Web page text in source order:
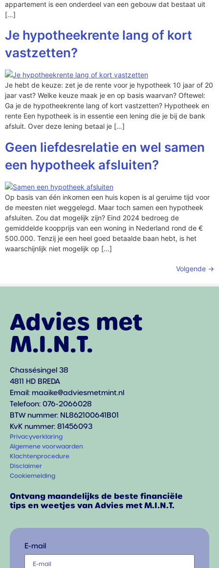
appartement is een onderdeel van een gebouw dat bestaat uit
[…]
Je hypotheekrente lang of kort
vastzetten?
Je hebt de keuze: zet je de rente voor je hypotheek 10 jaar of 20
jaar vast? Welke keuze maak je en op basis waarvan? Oftewel:
Ga je de hypotheekrente lang of kort vastzetten? Hypotheek en
rente Een hypotheek is in essentie een lening die je bij de bank
afsluit. Over deze lening betaal je […]
Geen liefdesrelatie en wel samen
een hypotheek afsluiten?
Op basis van één inkomen een huis kopen is al geruime tijd voor
de meesten niet weggelegd. Maar toch samen een hypotheek
afsluiten. Zou dat mogelijk zijn? Eind 2024 bedroeg de
gemiddelde koopprijs van een woning in Nederland rond de €
500.000. Tenzij je een heel goed betaalde baan hebt, is het
waarschijnlijk niet mogelijk op […]
Volgende →
Advies met
M.I.N.T.
Chassésingel 38
4811 HD BREDA
Email: maaike@adviesmetmint.nl
Telefoon: 076-2066028
BTW nummer: NL862100641B01
KvK nummer: 81456093
Privacyverklaring
Algemene voorwaarden
Klachtenprocedure
Disclaimer
Cookiemelding
Ontvang maandelijks de beste financiële
tips en weetjes van Advies met M.I.N.T.
E-mail